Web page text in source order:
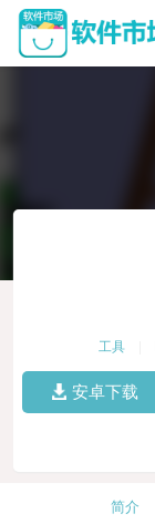
工具
安卓下载
简介